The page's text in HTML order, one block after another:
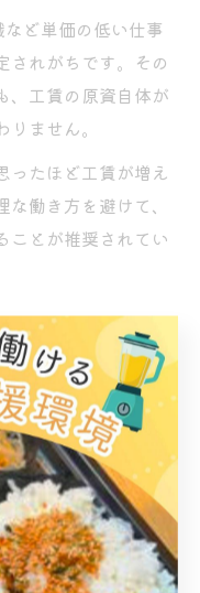
ど単価の低い仕事
されがちです。その
、工賃の原資自体が
ません。
ったほど工賃が増え
働き方を避けて、
ことが推奨されてい
体系の関係
入作業・清掃・農
、いずれも利用者
業の単価や事業所
右されるため、報酬
す。
託作業を得ている事
ますが、作業内容が